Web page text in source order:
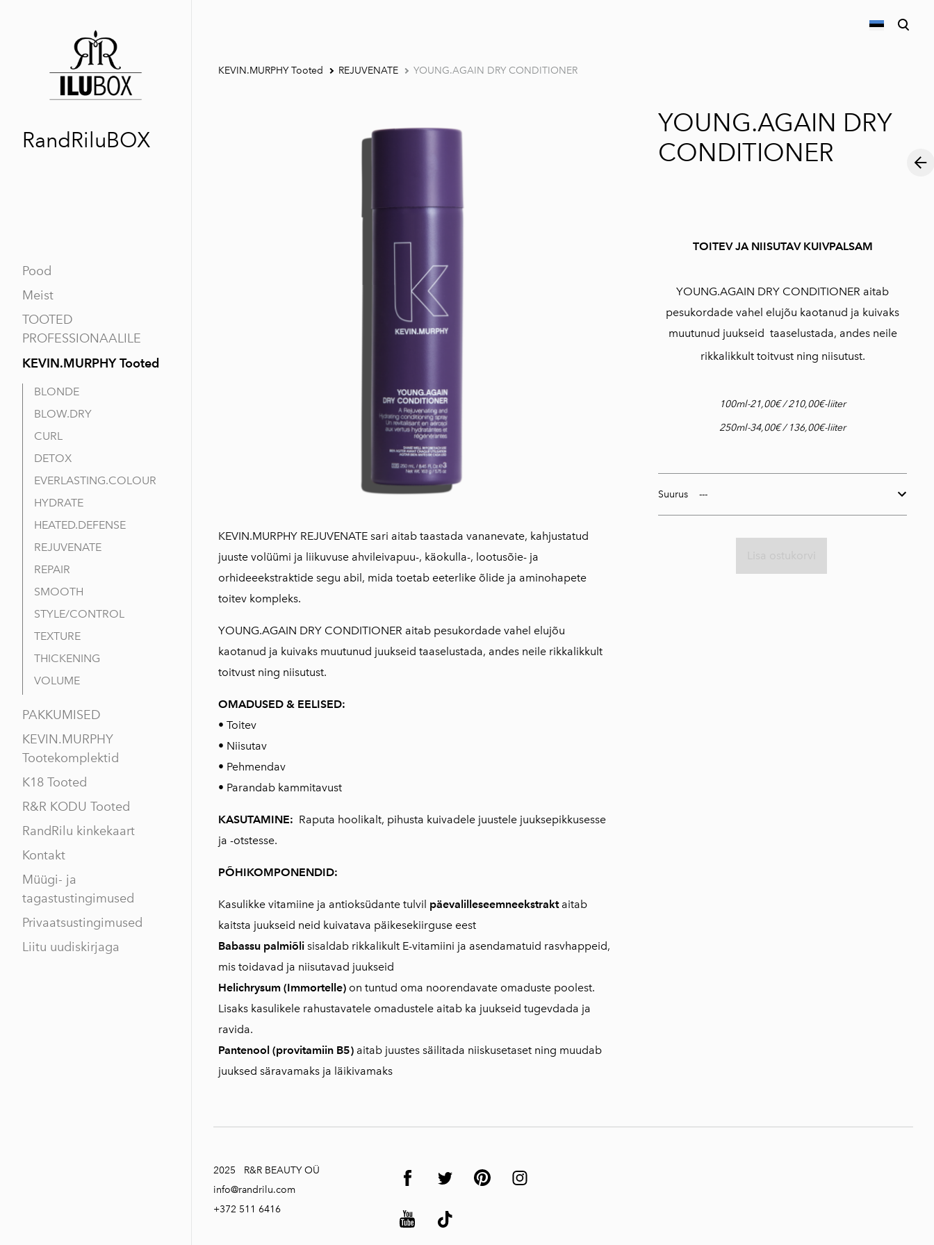
RandRiluBOX
Pood
Meist
TOOTED
PROFESSIONAALILE
KEVIN.MURPHY Tooted
BLONDE
BLOW.DRY
CURL
DETOX
EVERLASTING.COLOUR
HYDRATE
HEATED.DEFENSE
REJUVENATE
REPAIR
SMOOTH
STYLE/CONTROL
TEXTURE
THICKENING
VOLUME
PAKKUMISED
KEVIN.MURPHY
Tootekomplektid
K18 Tooted
R&R KODU Tooted
RandRilu kinkekaart
Kontakt
Müügi- ja
tagastustingimused
Privaatsustingimused
Liitu uudiskirjaga
KEVIN.MURPHY Tooted REJUVENATE YOUNG.AGAIN DRY CONDITIONER
KEVIN.MURPHY REJUVENATE sari aitab taastada vananevate, kahjustatud
juuste volüümi ja liikuvuse ahvileivapuu-, käokulla-, lootusõie- ja
orhideeekstraktide segu abil, mida toetab eeterlike õlide ja aminohapete
toitev kompleks.
YOUNG.AGAIN DRY CONDITIONER aitab pesukordade vahel elujõu
kaotanud ja kuivaks muutunud juukseid taaselustada, andes neile rikkalikkult
toitvust ning niisutust.
OMADUSED & EELISED:
• Toitev
• Niisutav
• Pehmendav
• Parandab kammitavust
KASUTAMINE: Raputa hoolikalt, pihusta kuivadele juustele juuksepikkusesse
ja -otstesse.
PÕHIKOMPONENDID:
Kasulikke vitamiine ja antioksüdante tulvil päevalilleseemneekstrakt aitab
kaitsta juukseid neid kuivatava päikesekiirguse eest
Babassu palmiõli sisaldab rikkalikult E-vitamiini ja asendamatuid rasvhappeid,
mis toidavad ja niisutavad juukseid
Helichrysum (Immortelle)on tuntud oma noorendavate omaduste poolest.
Lisaks kasulikele rahustavatele omadustele aitab ka juukseid tugevdada ja
ravida.
Pantenool (provitamiin B5)aitab juustes säilitada niiskusetaset ning muudab
juuksed säravamaks ja läikivamaks
YOUNG.AGAIN DRY
CONDITIONER
TOITEV JA NIISUTAV KUIVPALSAM
YOUNG.AGAIN DRY CONDITIONER aitab
pesukordade vahel elujõu kaotanud ja kuivaks
muutunud juukseid taaselustada, andes neile
rikkalikkult toitvust ning niisutust.
100ml-21,00€ / 210,00€-liiter
250ml-34,00€ / 136,00€-liiter
Suurus
2025 R&R BEAUTY OÜ
info@randrilu.com
+372 511 6416